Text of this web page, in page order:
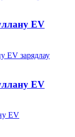
EV
EV